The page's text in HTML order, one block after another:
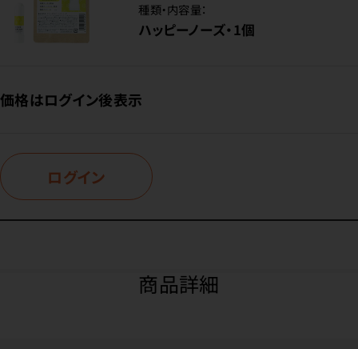
種類・内容量：
ハッピーノーズ・1個
価格はログイン後表示
ログイン
商品詳細